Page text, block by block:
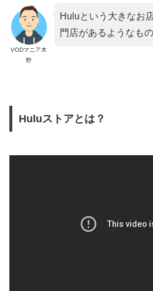
VODマニア木
野
Huluという大きなお
門店があるようなもの
Huluストアとは？